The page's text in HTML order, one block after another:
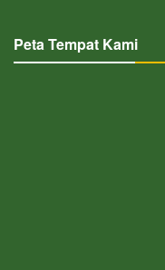
Peta Tempat Kami